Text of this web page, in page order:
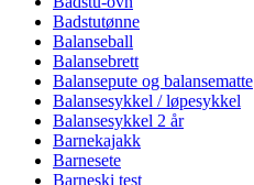
Badstutønne
Balanseball
Balansebrett
Balansepute og balansematte
Balansesykkel / løpesykkel
Balansesykkel 2 år
Barnekajakk
Barnesete
Barneski test